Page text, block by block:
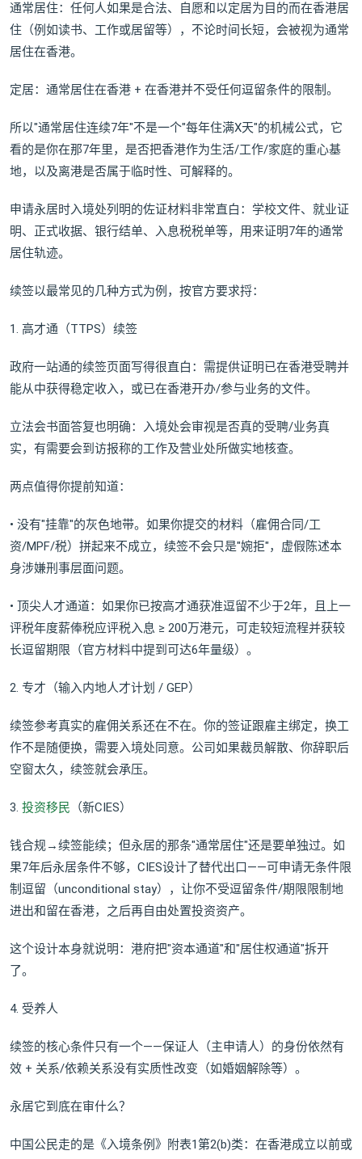
通常居住：任何人如果是合法、自愿和以定居为目的而在香港居
住（例如读书、工作或居留等），不论时间长短，会被视为通常
居住在香港。
定居：通常居住在香港 + 在香港并不受任何逗留条件的限制。
所以"通常居住连续7年"不是一个"每年住满X天"的机械公式，它
看的是你在那7年里，是否把香港作为生活/工作/家庭的重心基
地，以及离港是否属于临时性、可解释的。
申请永居时入境处列明的佐证材料非常直白：学校文件、就业证
明、正式收据、银行结单、入息税税单等，用来证明7年的通常
居住轨迹。
续签以最常见的几种方式为例，按官方要求捋：
1. 高才通（TTPS）续签
政府一站通的续签页面写得很直白：需提供证明已在香港受聘并
能从中获得稳定收入，或已在香港开办/参与业务的文件。
立法会书面答复也明确：入境处会审视是否真的受聘/业务真
实，有需要会到访报称的工作及营业处所做实地核查。
两点值得你提前知道：
• 没有"挂靠"的灰色地带。如果你提交的材料（雇佣合同/工
资/MPF/税）拼起来不成立，续签不会只是"婉拒"，虚假陈述本
身涉嫌刑事层面问题。
• 顶尖人才通道：如果你已按高才通获准逗留不少于2年，且上一
评税年度薪俸税应评税入息 ≥ 200万港元，可走较短流程并获较
长逗留期限（官方材料中提到可达6年量级）。
2. 专才（输入内地人才计划 / GEP）
续签参考真实的雇佣关系还在不在。你的签证跟雇主绑定，换工
作不是随便换，需要入境处同意。公司如果裁员解散、你辞职后
空窗太久，续签就会承压。
3. 投资移民 （新CIES）
钱合规→续签能续；但永居的那条"通常居住"还是要单独过。如
果7年后永居条件不够，CIES设计了替代出口——可申请无条件限
制逗留（unconditional stay），让你不受逗留条件/期限限制地
进出和留在香港，之后再自由处置投资资产。
这个设计本身就说明：港府把"资本通道"和"居住权通道"拆开
了。
4. 受养人
续签的核心条件只有一个——保证人（主申请人）的身份依然有
效 + 关系/依赖关系没有实质性改变（如婚姻解除等）。
永居它到底在审什么？
中国公民走的是《入境条例》附表1第2(b)类：在香港成立以前或